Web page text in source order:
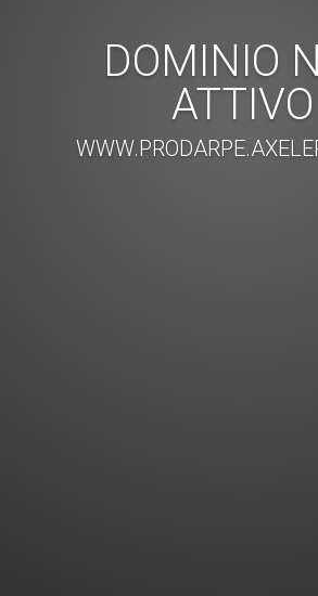
DOMINIO
ATTIVO